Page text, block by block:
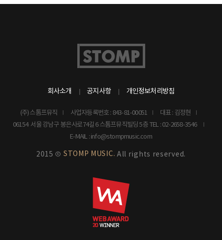
회사소개 공지사항 개인정보처리방침
(주) 스톰프뮤직 사업자등록번호 : 843-81-00051
대표 : 김정현
06154 서울 강남구 봉은사로74길 6 스톰프뮤직빌딩 5층 TEL : 02-2658-3546
E-MAIL : info@stompmusic.com
2015 © STOMP MUSIC. All rights reserved.